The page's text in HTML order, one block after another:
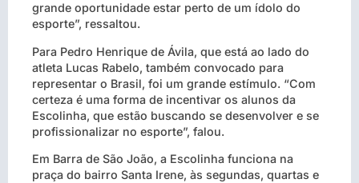
grande oportunidade estar perto de um ídolo do
esporte”, ressaltou.
Para Pedro Henrique de Ávila, que está ao lado do
atleta Lucas Rabelo, também convocado para
representar o Brasil, foi um grande estímulo. “Com
certeza é uma forma de incentivar os alunos da
Escolinha, que estão buscando se desenvolver e se
profissionalizar no esporte”, falou.
Em Barra de São João, a Escolinha funciona na
praça do bairro Santa Irene, às segundas, quartas e